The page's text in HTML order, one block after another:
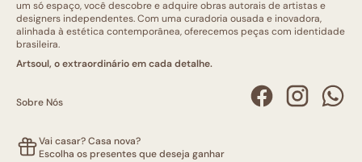
um só espaço, você descobre e adquire obras autorais de artistas e
designers independentes. Com uma curadoria ousada e inovadora,
alinhada à estética contemporânea, oferecemos peças com identidade
brasileira.
Artsoul, o extraordinário em cada detalhe.
Sobre Nós
Vai casar? Casa nova?
Escolha os presentes que deseja ganhar